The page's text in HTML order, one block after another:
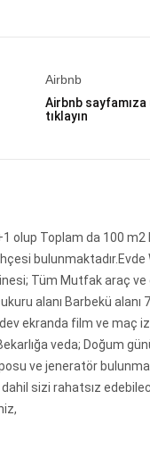
Airbnb
Airbnb
tıklayın
olup Toplam da 100 m2
bulunmaktadır.Evde
Tüm Mutfak araç ve
alanı Barbekü alanı
dev ekranda film ve maç
veda; Doğum
ve jeneratör
sizi rahatsız